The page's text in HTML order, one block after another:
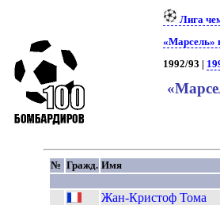
Лига
«Марсель»
1992/93 |
№ Гражд. Имя
Жан-Кристоф Тома